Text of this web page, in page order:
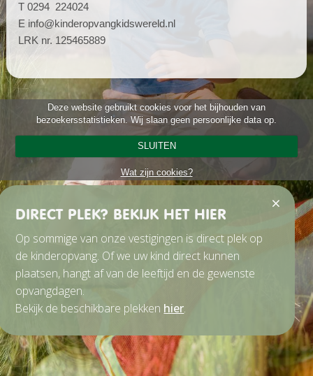
T 0294 224024
E info@kinderopvangkidswereld.nl
LRK nr. 125465889
Deze website gebruikt cookies voor het bijhouden van
bezoekersstatistieken. Wij slaan geen persoonlijke data op.
SLUITEN
Wat zijn cookies?
DIRECT PLEK? BEKIJK HET HIER
Op sommige van onze vestigingen is direct plek op
de kinderopvang. Of we uw kind direct kunnen
plaatsen, hangt af van de leeftijd en de gewenste
opvangdagen.
Bekijk de beschikbare plekken hier.